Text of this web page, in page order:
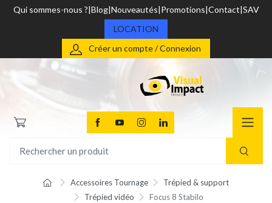
Qui sommes-nous ? Blog Nouveautés Promotions Contact SAV
LOCATION
Créer un compte / Connexion
Accessoires Tournage
Trépied & support
Trépied vidéo
Focus 8 Stabilo